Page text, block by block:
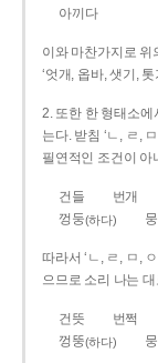
아끼다
이와 마찬가지로 위
‘엇개, 옵바, 샛기,
2. 또한 한 형태소에
는다. 받침 ‘ㄴ, ㄹ,
필연적인 조건이 아
건들 번개
껑둥(하다)
따라서 ‘ㄴ, ㄹ, ㅁ,
으므로 소리 나는
건뜻 번쩍
껑뚱(하다)